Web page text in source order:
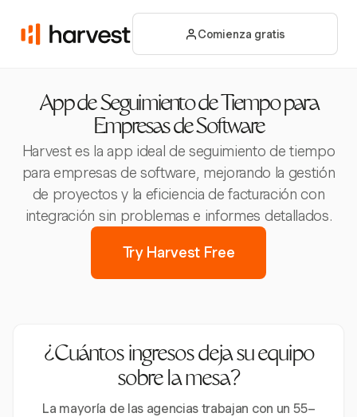
Comienza gratis
App de Seguimiento de Tiempo para
Empresas de Software
Harvest es la app ideal de seguimiento de tiempo
para empresas de software, mejorando la gestión
de proyectos y la eficiencia de facturación con
integración sin problemas e informes detallados.
Try Harvest Free
¿Cuántos ingresos deja su equipo
sobre la mesa?
La mayoría de las agencias trabajan con un 55–